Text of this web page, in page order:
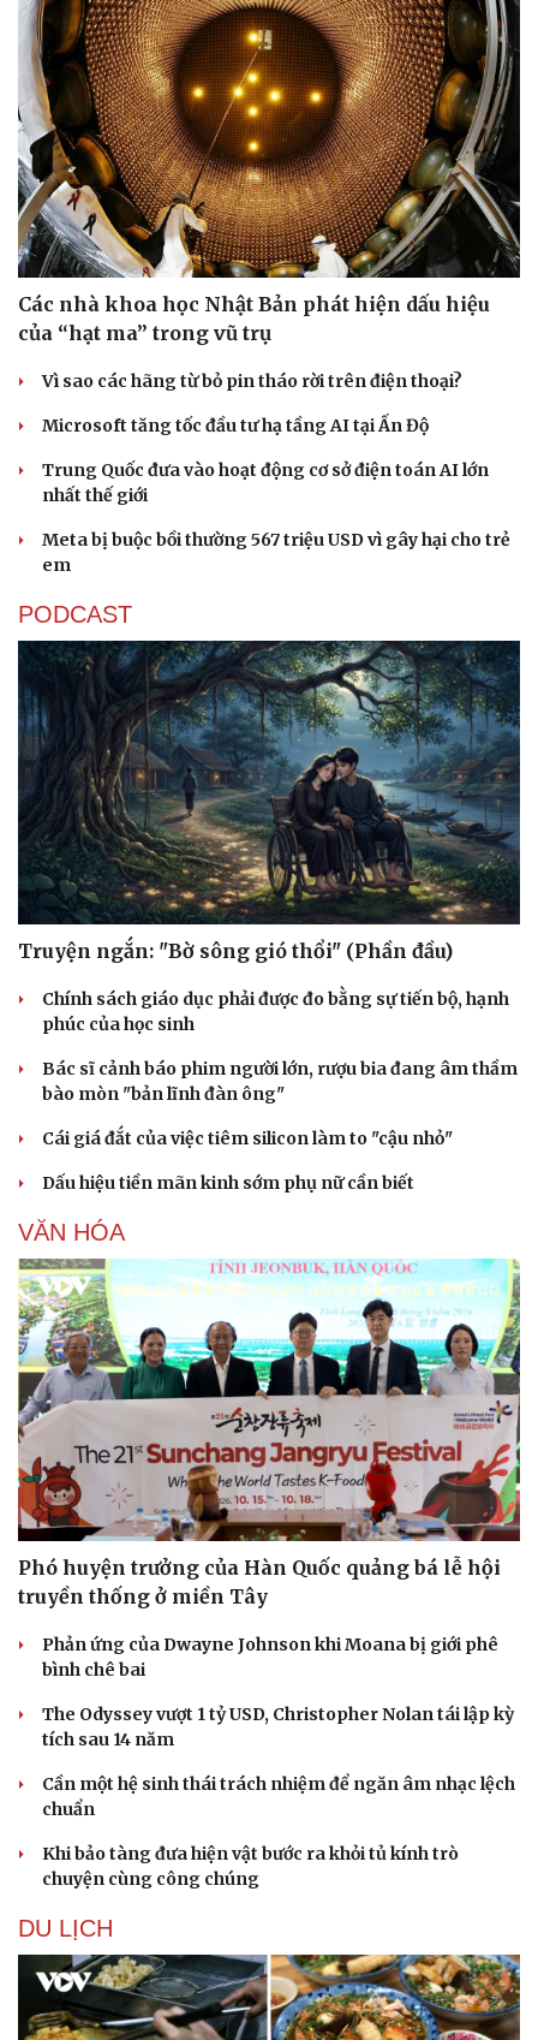
Doanh nghiệp
Thông tin doanh nghiệp
Doanh nghiệp 24h
Doanh nhân
Vì cộng đồng
Công nghệ
Sành điệu
Tin Công nghệ
Trải nghiệm
Chuyển đổi số
Sức khỏe
Cây thuốc
Sản phụ khoa
Nam khoa
Làm đẹp - giảm cân
Phòng mạch online
Ăn sạch sống khỏe
Đời sống
Blog
Các nhà khoa học Nhật Bản phát hiện dấu hiệu
của “hạt ma” trong vũ trụ
Vì sao các hãng từ bỏ pin tháo rời trên điện thoại?
Microsoft tăng tốc đầu tư hạ tầng AI tại Ấn Độ
Trung Quốc đưa vào hoạt động cơ sở điện toán AI lớn
nhất thế giới
Meta bị buộc bồi thường 567 triệu USD vì gây hại cho trẻ
em
PODCAST
Truyện ngắn: "Bờ sông gió thổi" (Phần đầu)
Chính sách giáo dục phải được đo bằng sự tiến bộ, hạnh
phúc của học sinh
Bác sĩ cảnh báo phim người lớn, rượu bia đang âm thầm
bào mòn "bản lĩnh đàn ông"
Cái giá đắt của việc tiêm silicon làm to "cậu nhỏ"
Dấu hiệu tiền mãn kinh sớm phụ nữ cần biết
VĂN HÓA
Phó huyện trưởng của Hàn Quốc quảng bá lễ hội
truyền thống ở miền Tây
Phản ứng của Dwayne Johnson khi Moana bị giới phê
bình chê bai
The Odyssey vượt 1 tỷ USD, Christopher Nolan tái lập kỳ
tích sau 14 năm
Cần một hệ sinh thái trách nhiệm để ngăn âm nhạc lệch
chuẩn
Khi bảo tàng đưa hiện vật bước ra khỏi tủ kính trò
chuyện cùng công chúng
DU LỊCH